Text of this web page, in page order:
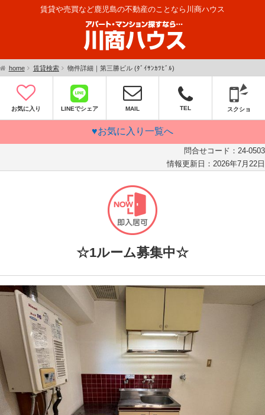
賃貸や売買など鹿児島の不動産のことなら川商ハウス
home 賃貸検索 物件詳細｜第三勝ビル (ﾀﾞｲｻﾝｶﾂﾋﾞﾙ)
お気に入り LINEでシェア MAIL TEL スクショ
♥お気に入り一覧へ
問合せコード： 24-0503
情報更新日： 2026年7月22日
☆1ルーム募集中☆